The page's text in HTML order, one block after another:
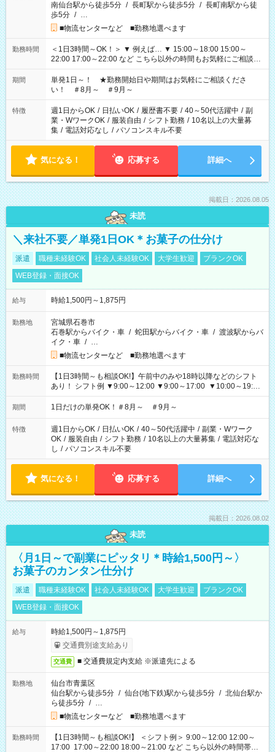
南仙台駅から徒歩5分 / 長町駅から徒歩5分 / 長町南駅から徒
歩5分 / …
■物流センターなど ■勤務地選べます
勤務時間
＜1日3時間～OK！＞ ▼ 例えば… ▼ 15:00～18:00 15:00～
22:00 17:00～22:00 など こちら以外の時間もお気軽にご相談く
ださい！
期間
単発1日～！ ★勤務開始日や期間はお気軽にご相談くださ
い！ ＃8月～ ＃9月～
特徴 週1日からOK / 日払いOK / 履歴書不要 / 40～50代活躍中 / 副
業・WワークOK / 服装自由 / シフト勤務 / 10名以上の大量募
集 / 電話対応なし / パソコンスキル不要
気になる！ 応募する 詳細へ
掲載日：2026.08.05
未読
＼来社不要／単発1日OK＊お菓子の仕分け
派遣 職種未経験OK 社会人未経験OK 大学生歓迎
ブランクOK
WEB登録・面接OK
給与 時給1,500円～1,875円
勤務地
宮城県石巻市
石巻駅からバイク・車 / 蛇田駅からバイク・車 / 渡波駅からバ
イク・車 / …
■物流センターなど ■勤務地選べます
勤務時間
【1日3時間～も相談OK!】午前中のみや18時以降などのシフト
あり！ シフト例 ▼9:00～12:00 ▼9:00～17:00 ▼10:00～19:00
▼18:00～21:00
期間 1日だけの単発OK！＃8月～ ＃9月～
特徴 週1日からOK / 日払いOK / 40～50代活躍中 / 副業・Wワーク
OK / 服装自由 / シフト勤務 / 10名以上の大量募集 / 電話対応な
し / パソコンスキル不要
気になる！ 応募する 詳細へ
掲載日：2026.08.02
未読
〈月1日～で副業にピッタリ＊時給1,500円～〉
お菓子のカンタン仕分け
派遣 職種未経験OK 社会人未経験OK 大学生歓迎
ブランクOK
WEB登録・面接OK
給与
時給1,500円～1,875円
交通費別途支給あり
交通費 ■ 交通費規定内支給 ※派遣先による
勤務地
仙台市青葉区
仙台駅から徒歩5分 / 仙台(地下鉄)駅から徒歩5分 / 北仙台駅か
ら徒歩5分 / …
■物流センターなど ■勤務地選べます
勤務時間
【1日3時間～も相談OK!】 ＜シフト例＞ 9:00～12:00 12:00～
17:00 17:00～22:00 18:00～21:00 など こちら以外の時間帯も